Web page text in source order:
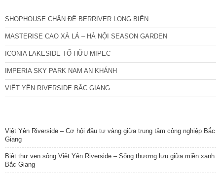
SHOPHOUSE CHÂN ĐẾ BERRIVER LONG BIÊN
MASTERISE CAO XÀ LÁ – HÀ NỘI SEASON GARDEN
ICONIA LAKESIDE TỐ HỮU MIPEC
IMPERIA SKY PARK NAM AN KHÁNH
VIỆT YÊN RIVERSIDE BẮC GIANG
Việt Yên Riverside – Cơ hội đầu tư vàng giữa trung tâm công nghiệp Bắc
Giang
Biệt thự ven sông Việt Yên Riverside – Sống thượng lưu giữa miền xanh
Bắc Giang